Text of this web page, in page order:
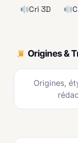
Cri 3D
Origines &
Origines,